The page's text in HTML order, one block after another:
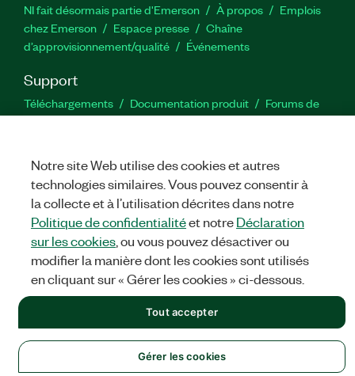
NI fait désormais partie d'Emerson À propos
Emplois
chez Emerson
Espace presse
Chaîne
d’approvisionnement/qualité
Événements
Support
Téléchargements Documentation produit
Forums de
discussion
Activer un produit
Soumettre une demande de
TwitterYouTube
MENTIONS LÉGALES|IMPRINT|CONFIDENTIALITÉ|Gérer
les cookies
©NATIONAL INSTRUMENTS CORP. TOUS DROITS RÉSERVÉS.
Notre site Web utilise des cookies et autres
technologies similaires. Vous pouvez consentir à
la collecte et à l’utilisation décrites dans notre
Politique de confidentialitéet notreDéclaration
sur les cookies, ou vous pouvez désactiver ou
modifier la manière dont les cookies sont utilisés
en cliquant sur « Gérer les cookies » ci-dessous.
Gérer les cookies
Tout accepter